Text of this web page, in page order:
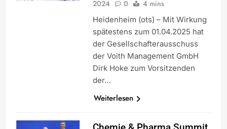
2024
0 4 mins
Heidenheim (ots) – Mit Wirkung
spätestens zum 01.04.2025 hat
der Gesellschafterausschuss
der Voith Management GmbH
Dirk Hoke zum Vorsitzenden
der…
Weiterlesen